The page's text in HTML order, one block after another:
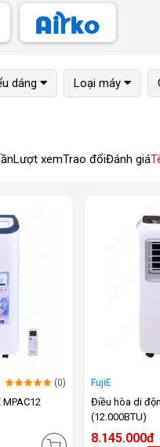
dáng Loại máy
Lượt xemTrao đổiĐánh giá
(0) FujiE
Điều hòa di
(12.000BTU)
8.145.000đ